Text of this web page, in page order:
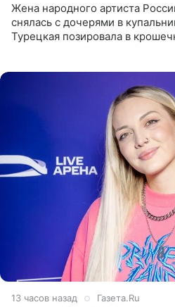
Жена народного артиста
снялась с дочерями в
Турецкая позировала в
13 часов назад Газета.Ru